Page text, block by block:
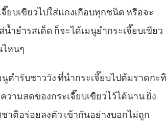
ยบเขียวไปใส่แกงเกือบทุกชนิด หรือจะ
ำยำรสเด็ด ก็จะได้เมนูยำกระเจี๊ยบเขียว
หนๆ
ตำรับชาววัง ที่นำกระเจี๊ยบไปต้มราดกะทิ
ามสดของกระเจี๊ยบเขียวไว้ได้นาน ยิ่ง
าติอร่อยลงตัว เข้ากันอย่างบอกไม่ถูก